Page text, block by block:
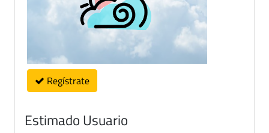
Regístrate
Estimado Usuario